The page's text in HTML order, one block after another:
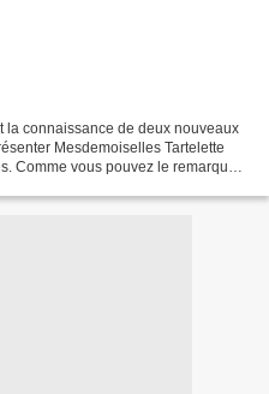
la connaissance de deux nouveaux
Mesdemoiselles Tartelette
Comme vous pouvez le remarquer,